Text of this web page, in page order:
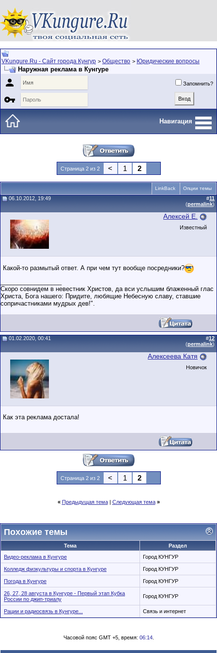
VKungure.Ru - Сайт города Кунгур > Общество > Юридические вопросы
Наружная реклама в Кунгуре
 Запомнить?

Навигация
Страница 2 из 2 < 1 2
LinkBack Опции темы
06.10.2012, 19:49 #11
(permalink)
Алексей Е.
Известный
Какой-то размытый ответ. А при чем тут вообще посредники?
Скоро совнидем в невестник Христов, да вси услышим блаженный глас
Христа, Бога нашего: Придите, любящие Небесную славу, ставшие
сопричастниками мудрых дев!".
01.02.2020, 00:41 #12
(permalink)
Алексеева Катя
Новичок
Как эта реклама достала!
Страница 2 из 2 < 1 2
« Предыдущая тема| Следующая тема »
Похожие темы
Тема
Раздел
Видео-реклама в Кунгуре
Город КУНГУР
Колледж физкультуры и спорта в Кунгуре Город КУНГУР
Погода в Кунгуре Город КУНГУР
26, 27, 28 августа в Кунгуре - Первый этап Кубка
России по джип-триалу
Город КУНГУР
Рации и радиосвязь в Кунгуре... Связь и интернет
Часовой пояс GMT +5, время: 06:14.